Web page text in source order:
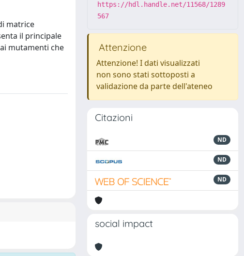
matrice
il principale
mutamenti che
https://hdl.handle.net/11568/1289
567
Attenzione
Attenzione! I dati visualizzati
non sono stati sottoposti a
validazione da parte dell'ateneo
Citazioni
ND
ND
ND
social impact